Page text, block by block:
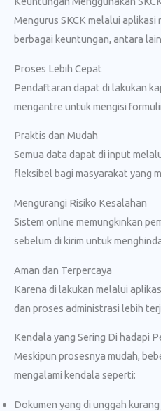
Mengurus SKCK melalui aplikasi
berbagai keuntungan, antara
Proses Lebih Cepat
Pendaftaran dapat di lakukan
mengantre untuk mengisi
Praktis dan Mudah
Semua data dapat di input
fleksibel bagi masyarakat yang
Mengurangi Risiko Kesalahan
Sistem online memungkinkan
sebelum di kirim untuk
Aman dan Terpercaya
Karena di lakukan melalui
dan proses administrasi lebih
Kendala yang Sering Di hadapi
Meskipun prosesnya mudah,
mengalami kendala seperti:
Dokumen yang di unggah kurang